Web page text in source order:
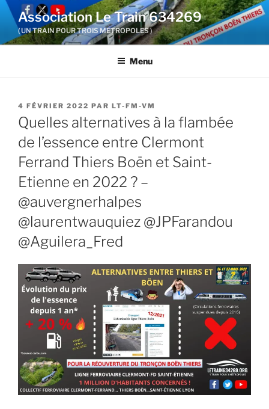
Aller
contenu
Association Le Train 634269
( UN TRAIN POUR TROIS METROPOLES )
Menu
PUBLIÉ
LE
4 FÉVRIER 2022 PAR LT-FM-VM
Quelles alternatives à la flambée
de l’essence entre Clermont
Ferrand Thiers Boën et Saint-
Etienne en 2022 ? –
@auvergnerhalpes
@laurentwauquiez @JPFarandou
@Aguilera_Fred